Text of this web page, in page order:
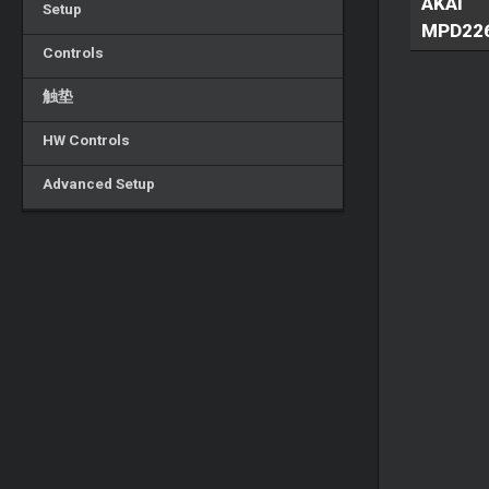
Setup
Controls
触垫
HW Controls
Advanced Setup